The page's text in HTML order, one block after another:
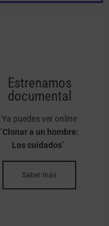
Estrenamos
documental
Ya puedes ver online
"Clonar a un hombre:
Los cuidados".
Saber más